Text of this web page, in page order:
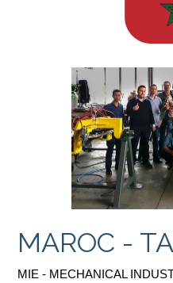
MAROC -
MIE - MECHANICAL